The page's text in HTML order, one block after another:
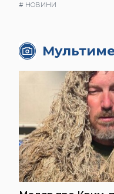
# НОВИНИ